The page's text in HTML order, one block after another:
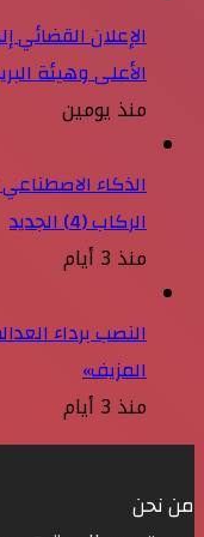
الإعلان القضائي
الأعلى وهيئة
منذ يومين
الذكاء
الركاب (4) الجديد
منذ 3 أيام
النصب برداء
المزيف»
منذ 3 أيام
من نحن